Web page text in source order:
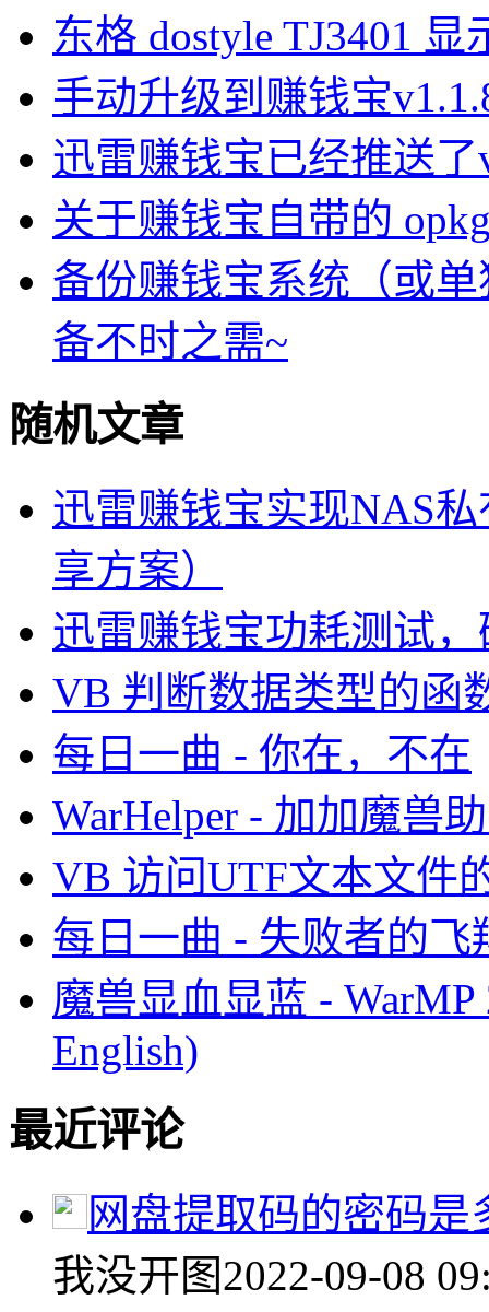
东格 dostyle TJ3401
手动升级到赚钱宝
迅雷赚钱宝已经推送了
关于赚钱宝自带的
备份赚钱宝系统（或
备不时之需~
随机文章
迅雷赚钱宝实现NAS
享方案）
迅雷赚钱宝功耗测试
VB 判断数据类型的函
每日一曲 - 你在，不在
WarHelper - 加加魔兽
VB 访问UTF文本文件
每日一曲 - 失败者的飞
魔兽显血显蓝 -
English)
最近评论
网盘提取码的密码是
我没开图2022-09-08